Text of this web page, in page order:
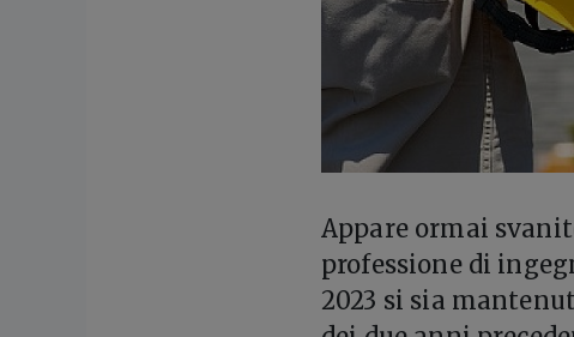
Appare ormai
professione di
2023 si sia